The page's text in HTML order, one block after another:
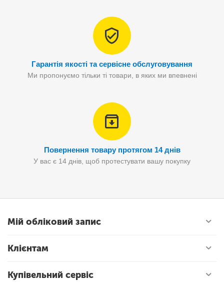
Гарантія якості та сервісне обслуговування
Ми пропонуємо тільки ті товари, в яких ми впевнені
Повернення товару протягом 14 днів
У вас є 14 днів, щоб протестувати вашу покупку
Мій обліковий запис
Клієнтам
Купівельний сервіс